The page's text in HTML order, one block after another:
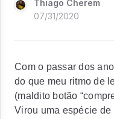
Thiago Cherem
07/31/2020
Com o passar dos
do que meu ritmo de
(maldito botão
Virou uma espécie